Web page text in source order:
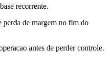
recorrente.
perda de margem no fim do
antes de perder controle.